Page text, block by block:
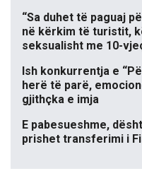
“Sa duhet të paguaj
në kërkim të turistit,
seksualisht me 10-
Ish konkurrentja e
herë të parë,
gjithçka e imja
E pabesueshme,
prishet transferimi i